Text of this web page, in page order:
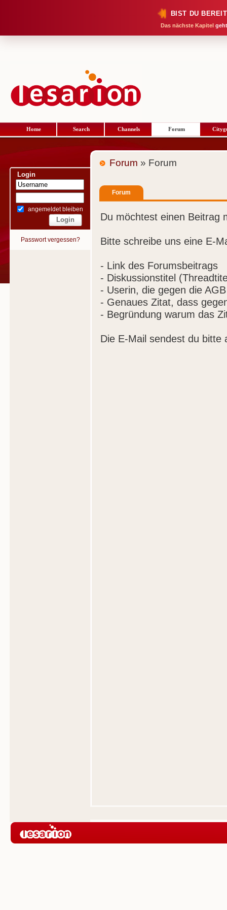
BIST DU
Das nächste Kapitel
Home Search Channels Forum
Login
angemeldet bleiben
Passwort vergessen?
Forum » Forum
Forum
Du möchtest einen Beitrag
Bitte schreibe uns eine E-
- Link des Forumsbeitrags
- Diskussionstitel
- Userin, die gegen die
- Genaues Zitat, dass
- Begründung warum das
Die E-Mail sendest du bitte